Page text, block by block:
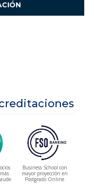
Business School con
mayor proyección en
Postgrado Online